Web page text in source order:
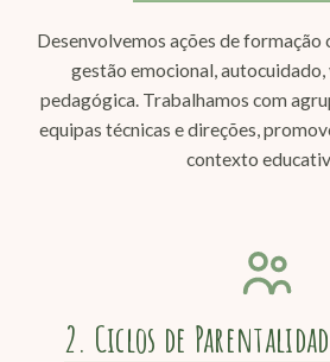
Desenvolvemos ações de formação
gestão emocional, autocuidado,
pedagógica. Trabalhamos com
equipas técnicas e direções,
contexto
2. Ciclos de